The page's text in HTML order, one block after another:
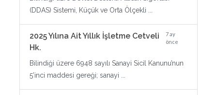
(DDAS) Sistemi, Küçük ve Orta Ölçekli ...
2025 Yılına Ait Yıllık İşletme Cetveli
Hk.
7 ay
önce
Bilindiği üzere 6948 sayılı Sanayi Sicil Kanunu’nun
5’inci maddesi gereği; sanayi ...